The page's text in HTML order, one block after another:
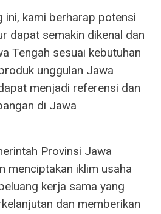
ini, kami berharap potensi
dapat semakin dikenal dan
Tengah sesuai kebutuhan
unggulan Jawa
menjadi referensi dan
di Jawa
Provinsi Jawa
menciptakan iklim usaha
kerja sama yang
dan memberikan